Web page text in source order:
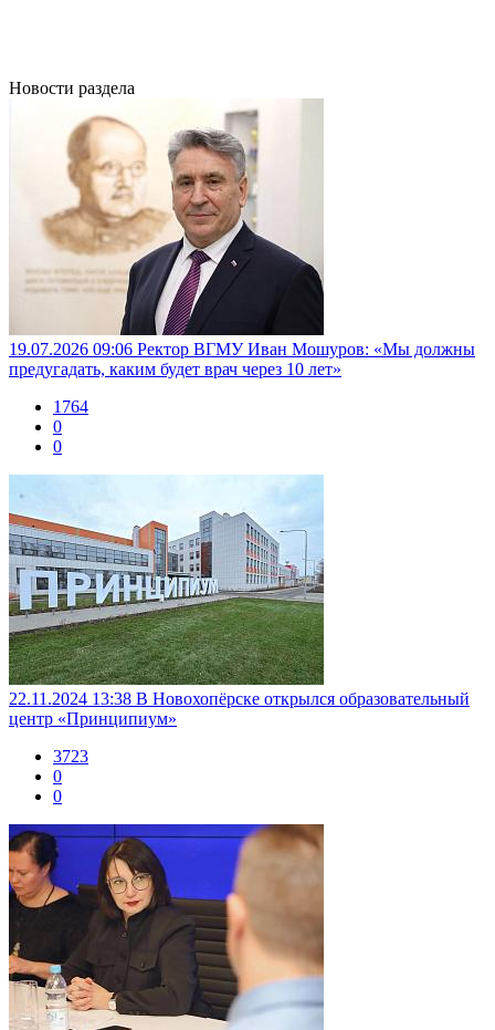
Новости раздела
19.07.2026 09:06 Ректор ВГМУ Иван Мошуров: «Мы должны
предугадать, каким будет врач через 10 лет»
1764
0
0
22.11.2024 13:38 В Новохопёрске открылся образовательный
центр «Принципиум»
3723
0
0